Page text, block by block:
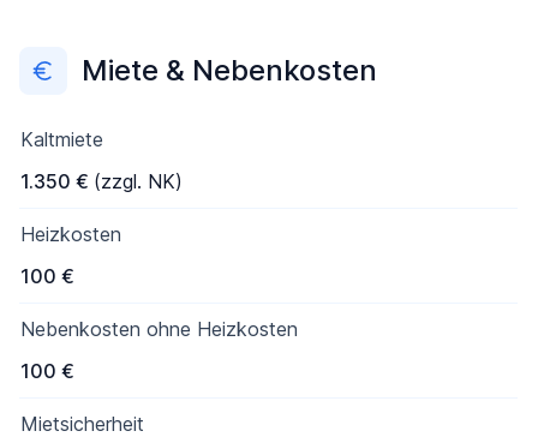
Miete & Nebenkosten
Kaltmiete
1.350 € (zzgl. NK)
Heizkosten
100 €
Nebenkosten ohne Heizkosten
100 €
Mietsicherheit